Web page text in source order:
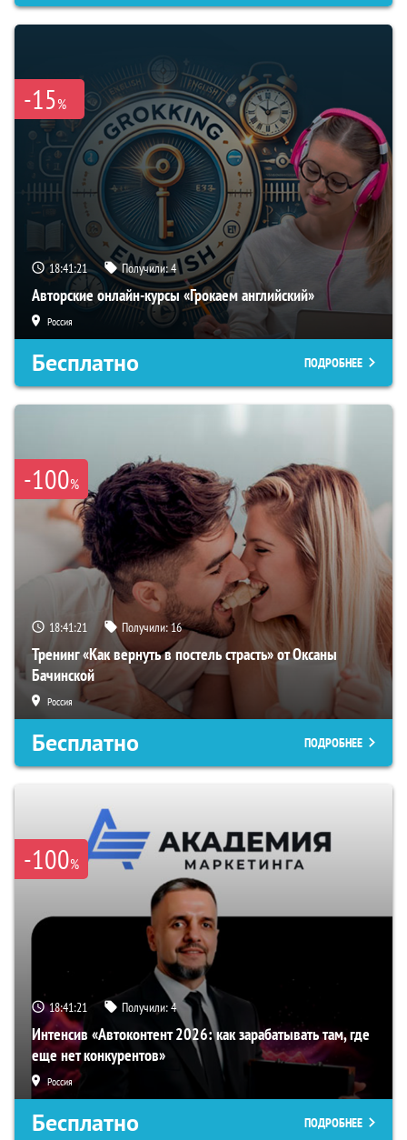
-15%
18:41:20 Получили:4
Авторские онлайн-курсы «Грокаем английский»
Россия
Бесплатно ПОДРОБНЕЕ
-100%
18:41:20 Получили:16
Тренинг «Как вернуть в постель страсть» от Оксаны
Бачинской
Россия
Бесплатно ПОДРОБНЕЕ
-100%
18:41:20 Получили:4
Интенсив «Автоконтент 2026: как зарабатывать там, где
еще нет конкурентов»
Россия
Бесплатно ПОДРОБНЕЕ